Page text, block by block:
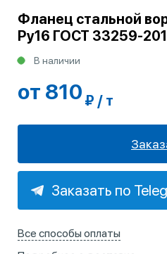
Фланец стальной
Ру16 ГОСТ 33259-
В наличии
от 810 ₽ / т
Заказать по
Все способы оплаты